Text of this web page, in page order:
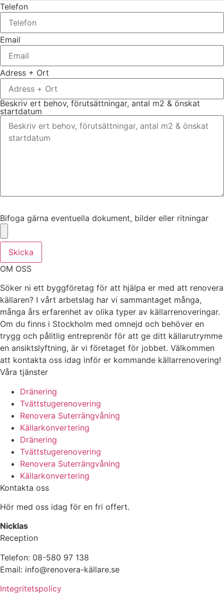
Telefon
Email
Adress + Ort
Beskriv ert behov, förutsättningar, antal m2 & önskat
startdatum
Bifoga gärna eventuella dokument, bilder eller ritningar
Skicka
OM OSS
Söker ni ett byggföretag för att hjälpa er med att renovera
källaren? I vårt arbetslag har vi sammantaget många,
många års erfarenhet av olika typer av källarrenoveringar.
Om du finns i Stockholm med omnejd och behöver en
trygg och pålitlig entreprenör för att ge ditt källarutrymme
en ansiktslyftning, är vi företaget för jobbet. Välkommen
att kontakta oss idag inför er kommande källarrenovering!
Våra tjänster
Dränering
Tvättstugerenovering
Renovera Suterrängvåning
Källarkonvertering
Dränering
Tvättstugerenovering
Renovera Suterrängvåning
Källarkonvertering
Kontakta oss
Hör med oss idag för en fri offert.
Nicklas
Reception
Telefon: 08-580 97 138
Email: info@renovera-källare.se
Integritetspolicy